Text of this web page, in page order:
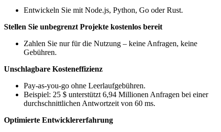
Entwickeln Sie mit Node.js, Python, Go oder Rust.
Stellen Sie unbegrenzt Projekte kostenlos bereit
Zahlen Sie nur für die Nutzung – keine Anfragen, keine
Gebühren.
Unschlagbare Kosteneffizienz
Pay-as-you-go ohne Leerlaufgebühren.
Beispiel: 25 $ unterstützt 6,94 Millionen Anfragen bei einer
durchschnittlichen Antwortzeit von 60 ms.
Optimierte Entwicklererfahrung